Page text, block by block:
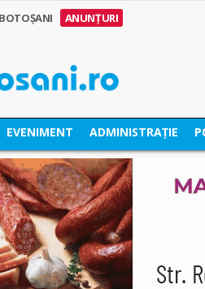
ANUNȚURI
EVENIMENT ADMINISTRAȚIE